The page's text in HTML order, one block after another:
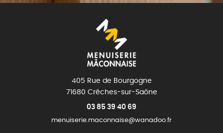
405 Rue de Bourgogne
71680 Crêches-sur-Saône
03 85 39 40 69
menuiserie.maconnaise@wanadoo.fr